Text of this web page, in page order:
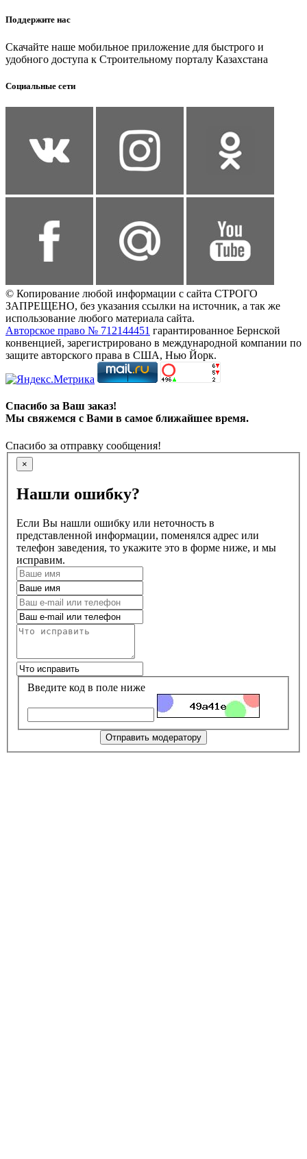
Поддержите нас
Скачайте наше мобильное приложение для быстрого и
удобного доступа к Строительному порталу Казахстана
Социальные сети
© Копирование любой информации с сайта СТРОГО
ЗАПРЕЩЕНО, без указания ссылки на источник, а так же
использование любого материала сайта.
Авторское право № 712144451 гарантированное Бернской
конвенцией, зарегистрировано в международной компании по
защите авторского права в США, Нью Йорк.
Спасибо за Ваш заказ!
Мы свяжемся с Вами в самое ближайшее время.
Спасибо за отправку сообщения!
×
Нашли ошибку?
Если Вы нашли ошибку или неточность в
представленной информации, поменялся адрес или
телефон заведения, то укажите это в форме ниже, и мы
исправим.
Введите код в поле ниже
Отправить модератору